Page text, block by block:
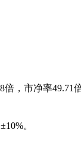
市净率49.71
±10%。